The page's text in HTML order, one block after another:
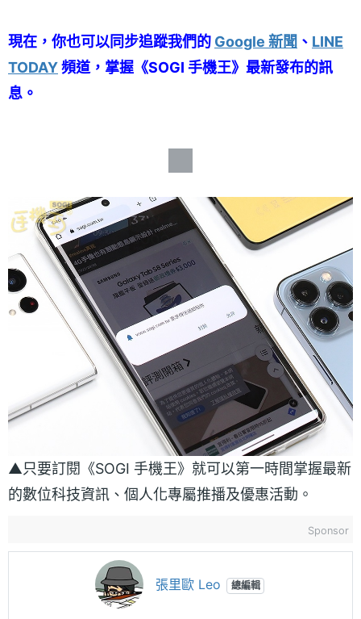
現在，你也可以同步追蹤我們的 Google 新聞 、 LINE
TODAY頻道，掌握《SOGI 手機王》最新發布的訊
息。
▲只要訂閱《SOGI 手機王》就可以第一時間掌握最新
的數位科技資訊、個人化專屬推播及優惠活動。
Sponsor
張里歐 Leo 總編輯